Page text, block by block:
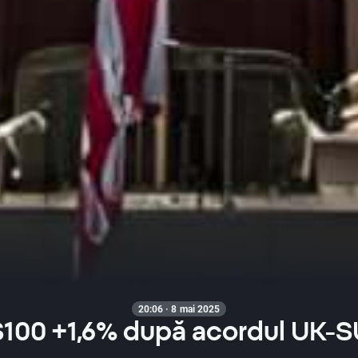
20:06 · 8 mai 2025
+1,6% după acordul UK-